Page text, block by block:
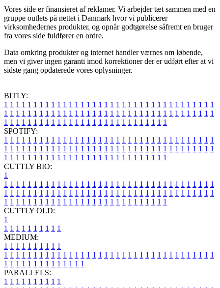
Vores side er finansieret af reklamer. Vi arbejder tæt sammen med en
gruppe outlets på nettet i Danmark hvor vi publicerer
virksomhedernes produkter, og opnår godtgørelse såfremt en bruger
fra vores side fuldfører en ordre.
Data omkring produkter og internet handler værnes om løbende,
men vi giver ingen garanti imod korrektioner der er udført efter at vi
sidste gang opdaterede vores oplysninger.
BITLY:
1 1 1 1 1 1 1 1 1 1 1 1 1 1 1 1 1 1 1 1 1 1 1 1 1 1 1 1 1 1 1 1 1 1 1 1
1 1 1 1 1 1 1 1 1 1 1 1 1 1 1 1 1 1 1 1 1 1 1 1 1 1 1 1 1 1 1 1 1 1 1 1
1 1 1 1 1 1 1 1 1 1 1 1 1 1 1 1 1 1 1 1 1 1 1 1 1 1 1 1
SPOTIFY:
1 1 1 1 1 1 1 1 1 1 1 1 1 1 1 1 1 1 1 1 1 1 1 1 1 1 1 1 1 1 1 1 1 1 1 1
1 1 1 1 1 1 1 1 1 1 1 1 1 1 1 1 1 1 1 1 1 1 1 1 1 1 1 1 1 1 1 1 1 1 1 1
1 1 1 1 1 1 1 1 1 1 1 1 1 1 1 1 1 1 1 1 1 1 1 1 1 1 1 1
CUTTLY BIO:
1
1 1 1 1 1 1 1 1 1 1 1 1 1 1 1 1 1 1 1 1 1 1 1 1 1 1 1 1 1 1 1 1 1 1 1 1
1 1 1 1 1 1 1 1 1 1 1 1 1 1 1 1 1 1 1 1 1 1 1 1 1 1 1 1 1 1 1 1 1 1 1 1
1 1 1 1 1 1 1 1 1 1 1 1 1 1 1 1 1 1 1 1 1 1 1 1 1 1 1 1
CUTTLY OLD:
1
1 1 1 1 1 1 1 1 1 1
MEDIUM:
1 1 1 1 1 1 1 1 1 1
1 1 1 1 1 1 1 1 1 1 1 1 1 1 1 1 1 1 1 1 1 1 1 1 1 1 1 1 1 1 1 1 1 1 1 1
1 1 1 1 1 1 1 1 1 1 1 1 1 1
PARALLELS:
1 1 1 1 1 1 1 1 1 1